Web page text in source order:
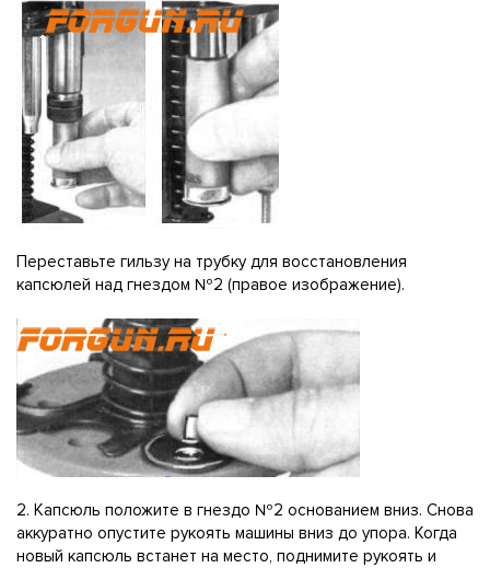
Переставьте гильзу на трубку для восстановления
капсюлей над гнездом №2 (правое изображение).
2. Капсюль положите в гнездо №2 основанием вниз. Снова
аккуратно опустите рукоять машины вниз до упора. Когда
новый капсюль встанет на место, поднимите рукоять и